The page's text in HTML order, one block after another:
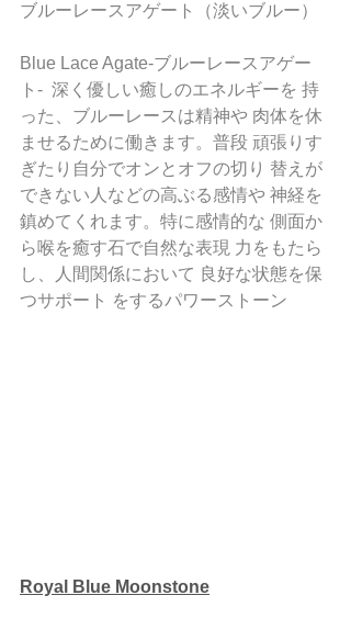
ブルーレースアゲート（淡いブルー）
Blue Lace Agate-ブルーレースアゲー
ト-  深く優しい癒しのエネルギーを 持
った、ブルーレースは精神や 肉体を休
ませるために働きます。普段 頑張りす
ぎたり自分でオンとオフの切り 替えが
できない人などの高ぶる感情や 神経を
鎮めてくれます。特に感情的な 側面か
ら喉を癒す石で自然な表現 力をもたら
し、人間関係において 良好な状態を保
つサポート をするパワーストーン
Royal Blue Moonstone